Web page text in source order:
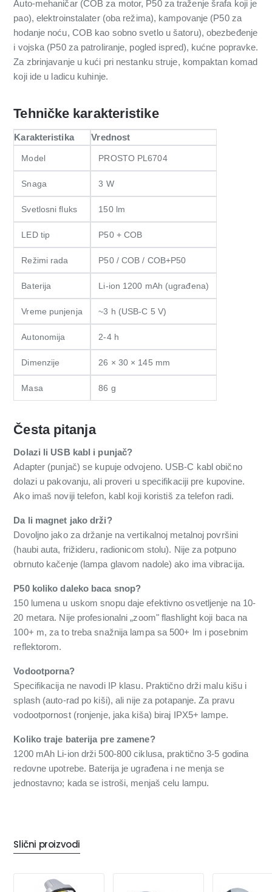
Auto-mehaničar (COB za motor, P50 za traženje šrafa koji je
pao), elektroinstalater (oba režima), kampovanje (P50 za
hodanje noću, COB kao sobno svetlo u šatoru), obezbeđenje
i vojska (P50 za patroliranje, pogled ispred), kućne popravke.
Za zbrinjavanje u kući pri nestanku struje, kompaktan komad
koji ide u ladicu kuhinje.
Tehničke karakteristike
Karakteristika Vrednost
Model PROSTO PL6704
Snaga 3 W
Svetlosni fluks 150 lm
LED tip P50 + COB
Režimi rada P50 / COB / COB+P50
Baterija Li-ion 1200 mAh (ugrađena)
Vreme punjenja ~3 h (USB-C 5 V)
Autonomija 2-4 h
Dimenzije 26 × 30 × 145 mm
Masa 86 g
Česta pitanja
Dolazi li USB kabl i punjač?
Adapter (punjač) se kupuje odvojeno. USB-C kabl obično
dolazi u pakovanju, ali proveri u specifikaciji pre kupovine.
Ako imaš noviji telefon, kabl koji koristiš za telefon radi.
Da li magnet jako drži?
Dovoljno jako za držanje na vertikalnoj metalnoj površini
(haubi auta, frižideru, radionicom stolu). Nije za potpuno
obrnuto kačenje (lampa glavom nadole) ako ima vibracija.
P50 koliko daleko baca snop?
150 lumena u uskom snopu daje efektivno osvetljenje na 10-
20 metara. Nije profesionalni „zoom" flashlight koji baca na
100+ m, za to treba snažnija lampa sa 500+ lm i posebnim
reflektorom.
Vodootporna?
Specifikacija ne navodi IP klasu. Praktično drži malu kišu i
splash (auto-rad po kiši), ali nije za potapanje. Za pravu
vodootpornost (ronjenje, jaka kiša) biraj IPX5+ lampe.
Koliko traje baterija pre zamene?
1200 mAh Li-ion drži 500-800 ciklusa, praktično 3-5 godina
redovne upotrebe. Baterija je ugrađena i ne menja se
jednostavno; kada se istroši, menjaš celu lampu.
Slični proizvodi